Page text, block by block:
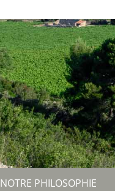
NOTRE PHILOSOPHIE